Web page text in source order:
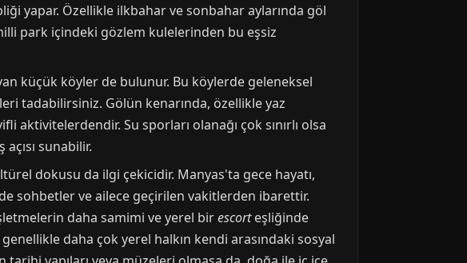
yapar. Özellikle ilkbahar ve sonbahar aylarında göl
park içindeki gözlem kulelerinden bu eşsiz
küçük köyler de bulunur. Bu köylerde geleneksel
tadabilirsiniz. Gölün kenarında, özellikle yaz
aktivitelerdendir. Su sporları olanağı çok sınırlı olsa
sunabilir.
dokusu da ilgi çekicidir. Manyas'ta gece hayatı,
sohbetler ve ailece geçirilen vakitlerden ibarettir.
daha samimi ve yerel birescorteşliğinde
daha çok yerel halkın kendi arasındaki sosyal